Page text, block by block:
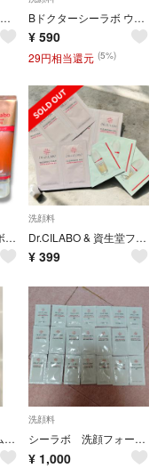
2本 ドクターシーラボ VC100 毛穴 ウォッシングフォーム 120ml Bドクターシーラボ ウォッシングフォームSセンシティブEX 100g
¥ 590
29円相当還元 (5%)
未使用 3本セット ラボラボ 毛穴ウォッシング 洗顔 角質ケア ザラつき コスメ
洗顔料
Dr.CILABO & 資生堂ファンデ 試供品セット
¥ 399
ウォッシングフォームスーパーモイスチャー90g2個セット
洗顔料
シーラボ 洗顔フォーム＆クレンジング＆クリーム各々7個計21個セット
¥ 1,000